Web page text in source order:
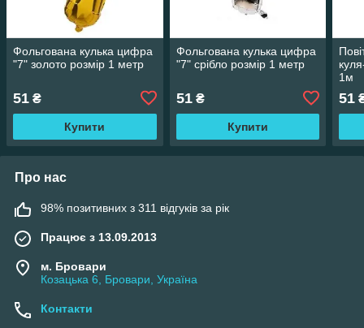
Фольгована кулька цифра
"7" золото розмір 1 метр
51 ₴
Купити
Фольгована кулька цифра
"7" срібло розмір 1 метр
51₴
Купити
1м
51
Про нас
98% позитивних з 311 відгуків за рік
Працює з 13.09.2013
м. Бровари
Козацька 6, Бровари, Україна
Контакти